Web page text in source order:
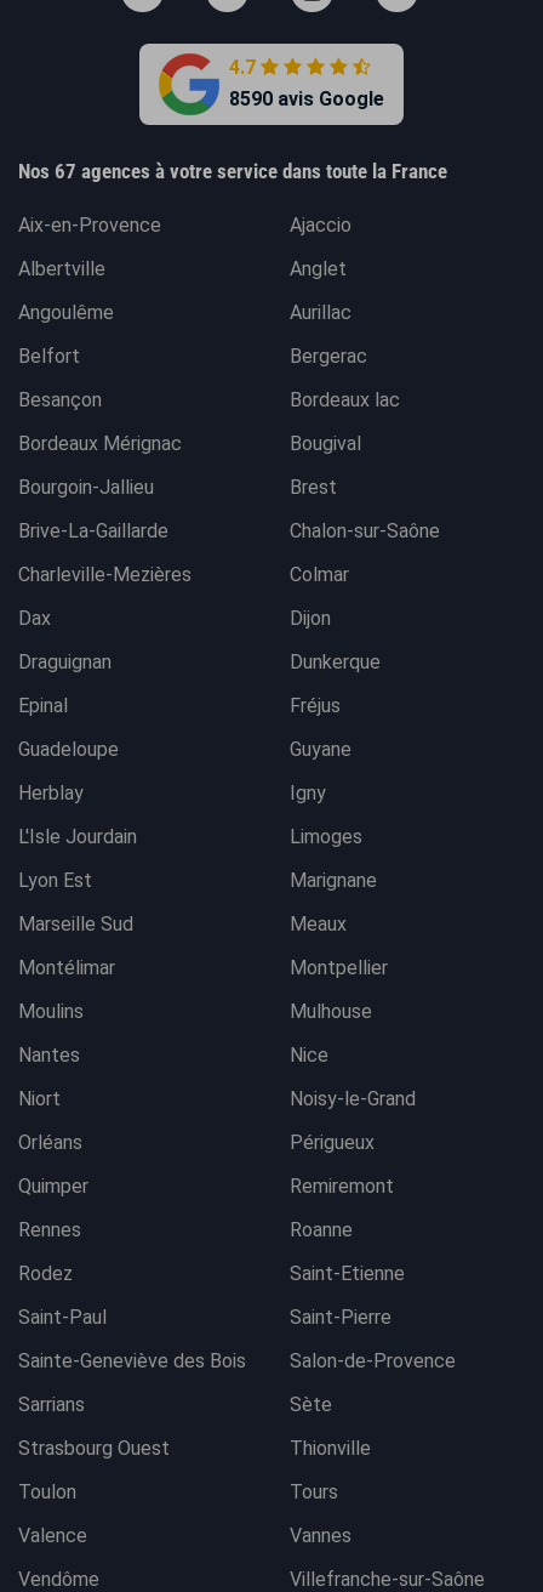
4.7
8590 avis Google
Nos 67 agences à votre service dans toute la France
Aix-en-Provence
Ajaccio
Albertville
Anglet
Angoulême
Aurillac
Belfort
Bergerac
Besançon
Bordeaux lac
Bordeaux Mérignac
Bougival
Bourgoin-Jallieu
Brest
Brive-La-Gaillarde
Chalon-sur-Saône
Charleville-Mezières
Colmar
Dax
Dijon
Draguignan
Dunkerque
Epinal
Fréjus
Guadeloupe
Guyane
Herblay
Igny
L'Isle Jourdain
Limoges
Lyon Est
Marignane
Marseille Sud
Meaux
Montélimar
Montpellier
Moulins
Mulhouse
Nantes
Nice
Niort
Noisy-le-Grand
Orléans
Périgueux
Quimper
Remiremont
Rennes
Roanne
Rodez
Saint-Etienne
Saint-Paul
Saint-Pierre
Sainte-Geneviève des Bois
Salon-de-Provence
Sarrians
Sète
Strasbourg Ouest
Thionville
Toulon
Tours
Valence
Vannes
Vendôme
Villefranche-sur-Saône